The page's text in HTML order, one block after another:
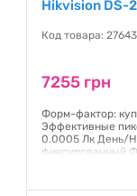
Hikvision DS-
Код товара:
7255 грн
Форм-фактор:
Эффективные
0.0005 Лк День/
фиксированный